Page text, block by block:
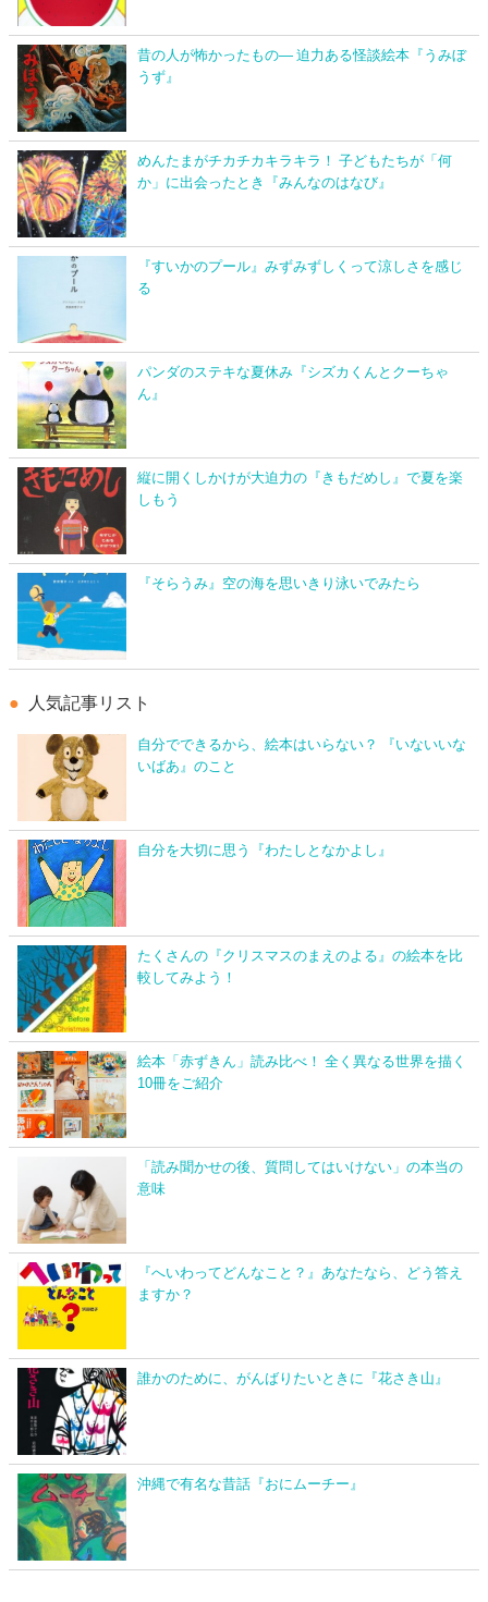
昔の人が怖かったもの― 迫力ある怪談絵本『うみぼ
うず』
めんたまがチカチカキラキラ！ 子どもたちが「何
か」に出会ったとき『みんなのはなび』
『すいかのプール』みずみずしくって涼しさを感じ
る
パンダのステキな夏休み『シズカくんとクーちゃ
ん』
縦に開くしかけが大迫力の『きもだめし』で夏を楽
しもう
『そらうみ』空の海を思いきり泳いでみたら
人気記事リスト
自分でできるから、絵本はいらない？ 『いないいな
いばあ』のこと
自分を大切に思う『わたしとなかよし』
たくさんの『クリスマスのまえのよる』の絵本を比
較してみよう！
絵本「赤ずきん」読み比べ！ 全く異なる世界を描く
10冊をご紹介
「読み聞かせの後、質問してはいけない」の本当の
意味
『へいわってどんなこと？』あなたなら、どう答え
ますか？
誰かのために、がんばりたいときに『花さき山』
沖縄で有名な昔話『おにムーチー』